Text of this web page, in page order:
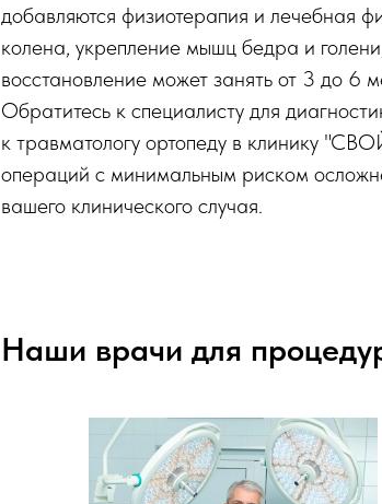
добавляются физиотерапия и лечебная
колена, укрепление мышц бедра и
восстановление может занять от 3 до 6
Обратитесь к специалисту для
к травматологу ортопеду в клинику
операций с минимальным риском
вашего клинического случая.
Наши врачи для